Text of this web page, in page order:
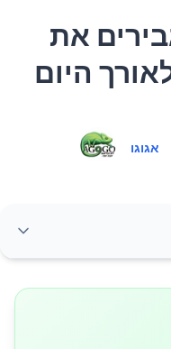
את
היום
אגוגו